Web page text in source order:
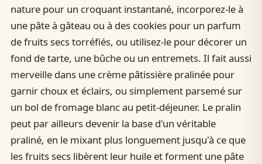
nature pour un croquant instantané, incorporez-le à
une pâte à gâteau ou à des cookies pour un parfum
de fruits secs torréfiés, ou utilisez-le pour décorer un
fond de tarte, une bûche ou un entremets. Il fait aussi
merveille dans une crème pâtissière pralinée pour
garnir choux et éclairs, ou simplement parsemé sur
un bol de fromage blanc au petit-déjeuner. Le pralin
peut par ailleurs devenir la base d'un véritable
praliné, en le mixant plus longuement jusqu'à ce que
les fruits secs libèrent leur huile et forment une pâte